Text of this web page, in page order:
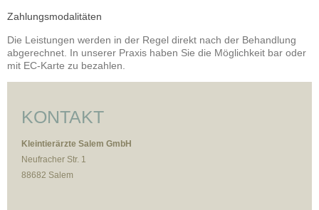
Zahlungsmodalitäten
Die Leistungen werden in der Regel direkt nach der Behandlung
abgerechnet. In unserer Praxis haben Sie die Möglichkeit bar oder
mit EC-Karte zu bezahlen.
KONTAKT
Kleintierärzte Salem GmbH
Neufracher Str. 1
88682 Salem